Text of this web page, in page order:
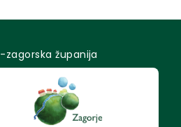
zagorska županija